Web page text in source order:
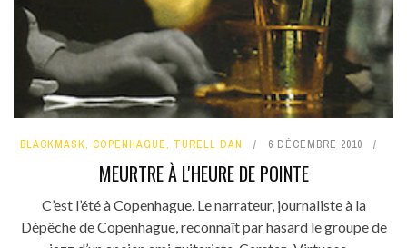
BLACKMASK, COPENHAGUE, TURELL DAN 6 DÉCEMBRE 2010
MEURTRE À L'HEURE DE POINTE
C’est l’été à Copenhague. Le narrateur, journaliste à la
Dépêche de Copenhague, reconnaît par hasard le groupe de